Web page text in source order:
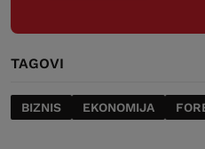
TAGOVI
BIZNIS EKONOMIJA